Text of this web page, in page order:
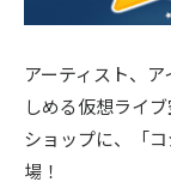
アーティスト、
しめる仮想ライ
ショップに、「
場！